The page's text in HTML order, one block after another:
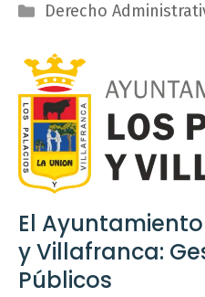
Categorías
Derecho
El
y Villafranca:
Públicos